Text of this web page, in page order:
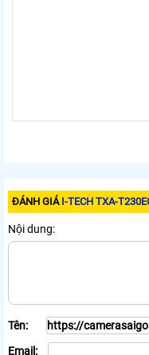
ĐÁNH GIÁ I-TECH TXA-
Nội dung:
Tên:
Email: